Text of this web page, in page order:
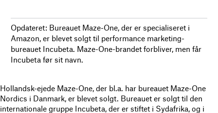
Opdateret: Bureauet Maze-One, der er specialiseret i
Amazon, er blevet solgt til performance marketing-
bureauet Incubeta. Maze-One-brandet forbliver, men får
Incubeta før sit navn.
Hollandsk-ejede Maze-One, der bl.a. har bureauet Maze-One
Nordics i Danmark, er blevet solgt. Bureauet er solgt til den
internationale gruppe Incubeta, der er stiftet i Sydafrika, og i